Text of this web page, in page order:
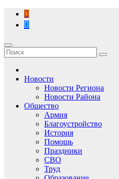
Перейти
содержимому
Новости
Новости Региона
Новости Района
Общество
Армия
Благоустройство
История
Помощь
Праздники
СВО
Труд